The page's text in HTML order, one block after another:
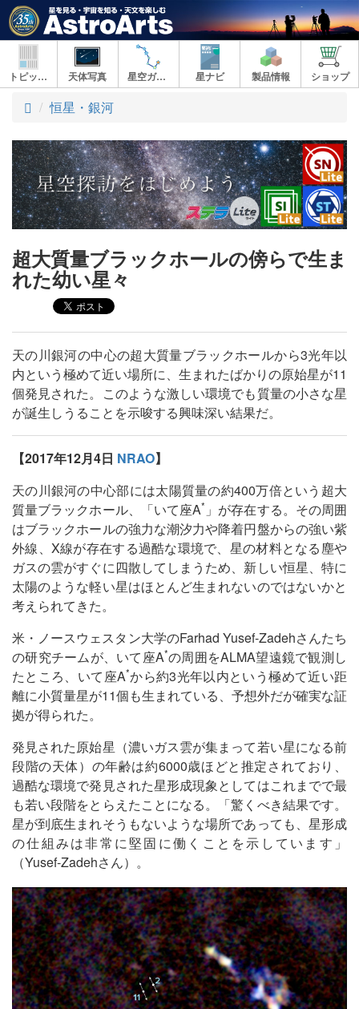
トピックス 天体写真 星空ガイド 星ナビ 製品情報 ショップ
ト
プ
恒星・銀河
超大質量ブラックホールの傍らで生ま
れた幼い星々
天の川銀河の中心の超大質量ブラックホールから3光年以
内という極めて近い場所に、生まれたばかりの原始星が11
個発見された。このような激しい環境でも質量の小さな星
が誕生しうることを示唆する興味深い結果だ。
【2017年12月4日 NRAO】
天の川銀河の中心部には太陽質量の約400万倍という超大
質量ブラックホール、「いて座A* 」が存在する。その周囲
はブラックホールの強力な潮汐力や降着円盤からの強い紫
外線、X線が存在する過酷な環境で、星の材料となる塵や
ガスの雲がすぐに四散してしまうため、新しい恒星、特に
太陽のような軽い星はほとんど生まれないのではないかと
考えられてきた。
米・ノースウェスタン大学のFarhad Yusef-Zadehさんたち
の研究チームが、いて座A*の周囲をALMA望遠鏡で観測し
たところ、いて座A*から約3光年以内という極めて近い距
離に小質量星が11個も生まれている、予想外だが確実な証
拠が得られた。
発見された原始星（濃いガス雲が集まって若い星になる前
段階の天体）の年齢は約6000歳ほどと推定されており、
過酷な環境で発見された星形成現象としてはこれまでで最
も若い段階をとらえたことになる。「驚くべき結果です。
星が到底生まれそうもないような場所であっても、星形成
の仕組みは非常に堅固に働くことを示しています」
（Yusef-Zadehさん）。